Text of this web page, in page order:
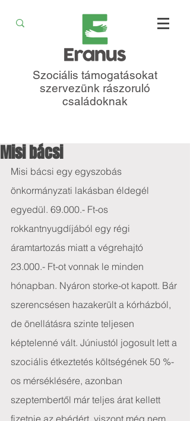
Szociális támogatásokat
szervezünk rászoruló
családoknak
Misi bácsi
Misi bácsi egy egyszobás
önkormányzati lakásban éldegél
egyedül. 69.000.- Ft-os
rokkantnyugdíjából egy régi
áramtartozás miatt a végrehajtó
23.000.- Ft-ot vonnak le minden
hónapban. Nyáron storke-ot kapott. Bár
szerencsésen hazakerült a kórházból,
de önellátásra szinte teljesen
képtelenné vált. Júniustól jogosult lett a
szociális étkeztetés költségének 50 %-
os mérséklésére, azonban
szeptembertől már teljes árat kellett
fizetnie az ebédért, viszont még nem